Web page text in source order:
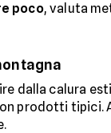
poco, valuta
dalla calura
prodotti tipici.